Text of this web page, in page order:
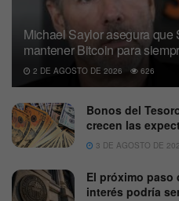
Michael Saylor asegura que
mantener Bitcoin para
2 DE AGOSTO DE 2026 626
Bonos del
crecen las
3 DE AGOSTO DE
El próximo paso
interés podría